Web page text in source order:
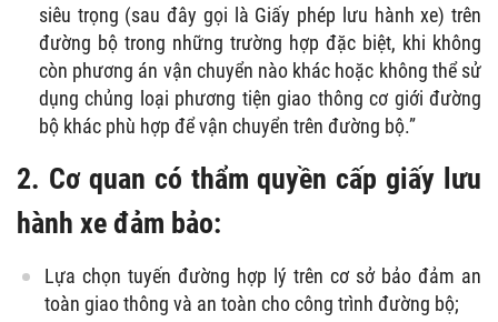
siêu trọng (sau đây gọi là Giấy phép lưu hành xe) trên
đường bộ trong những trường hợp đặc biệt, khi không
còn phương án vận chuyển nào khác hoặc không thể sử
dụng chủng loại phương tiện giao thông cơ giới đường
bộ khác phù hợp để vận chuyển trên đường bộ.”
2. Cơ quan có thẩm quyền cấp giấy lưu
hành xe đảm bảo:
Lựa chọn tuyến đường hợp lý trên cơ sở bảo đảm an
toàn giao thông và an toàn cho công trình đường bộ;